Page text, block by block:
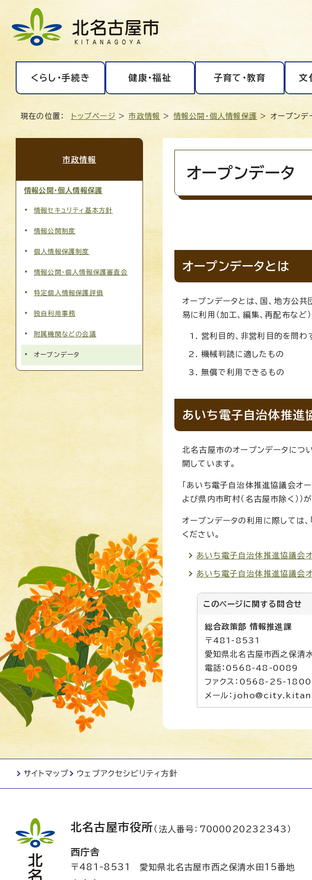
くらし・手続き 健康・福祉 子育て・教育 文
現在の位置： トップページ >市政情報 > 情報公開・個人情報保護 > オープンデ
オープンデータ
オープンデータとは
オープンデータとは、国、地方公
易に利用（加工、編集、再配布な
営利目的、非営利目的を問
機械判読に適したもの
無償で利用できるもの
あいち電子自治体推進
北名古屋市のオープンデータにつ
開しています。
「あいち電子自治体推進協議会オ
よび県内市町村（名古屋市除く））
オープンデータの利用に際しては
ください。
あいち電子自治体推進協議会
あいち電子自治体推進協議会
このページに関する 問合せ
総合政策部 情報推進課
〒481-8531
愛知県北名古屋市西之保清
電話：0568-48-0089
ファクス：0568-25-1800
メール：
市政情報
情報公開・個人情報保護
情報セキュリティ基本方針
情報公開制度
個人情報保護制度
情報公開・個人情報保護審査会
特定個人情報保護評価
独自利用事務
附属機関などの会議
オープンデータ
サイトマップ ウェブアクセシビリティ方針
北名古屋市役所（法人番号：7000020232343）
西庁舎
〒481-8531 愛知県北名古屋市西之保清水田15番地